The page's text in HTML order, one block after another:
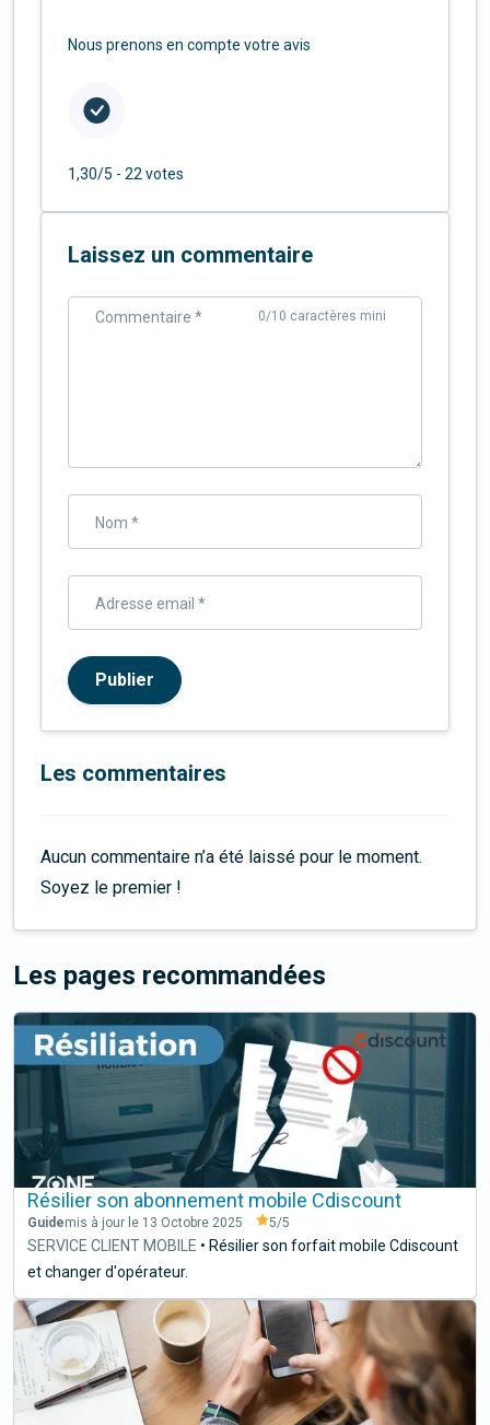
Nous prenons en compte votre avis
1,30/5 - 22 votes
Laissez un commentaire
Commentaire * 0/10 caractères mini
Nom *
Adresse email *
Publier
Les commentaires
Aucun commentaire n’a été laissé pour le moment.
Soyez le premier !
Les pages recommandées
Résilier son abonnement mobile Cdiscount
Guidemis à jour le 13 Octobre 2025 5/5
SERVICE CLIENT MOBILE • Résilier son forfait mobile Cdiscount
et changer d'opérateur.